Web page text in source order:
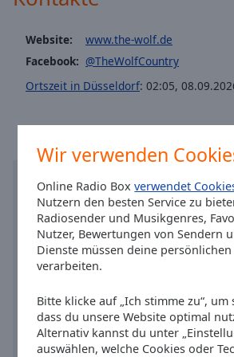
Wir verwenden
Online Radio Boxverwendet
Nutzern den besten Service zu
Radiosender und Musikgenres,
Nutzer, Bewertungen von Sendern
Dienste müssen deine persönlichen
verarbeiten.
Bitte klicke auf „Ich stimme zu“, um
dass du unsere Website optimal
Alternativ kannst du unter
auswählen, welche Cookies oder
Background
Color
Family
Website:
www.the-wolf.de
Facebook: @TheWolfCountry
Ortszeit in Düsseldorf: 02:05,